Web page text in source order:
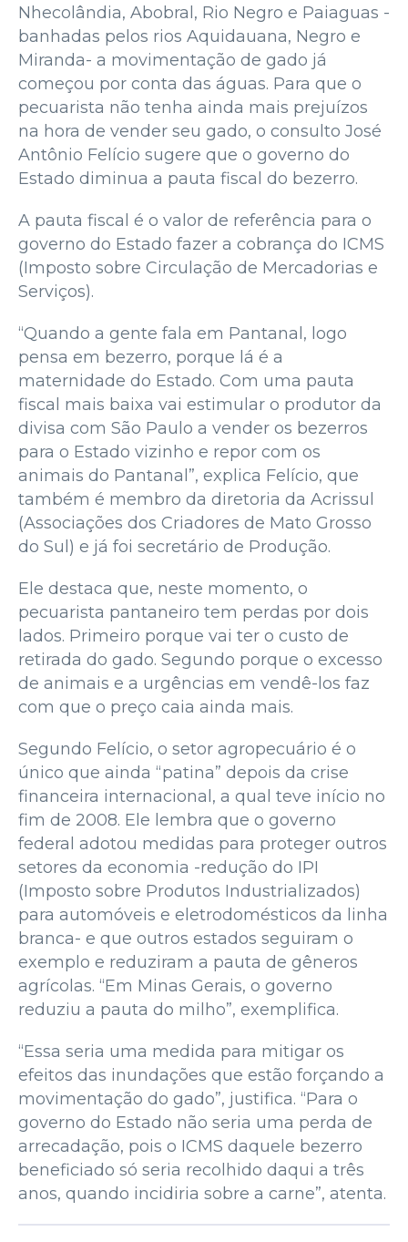
Nhecolândia, Abobral, Rio Negro e Paiaguas -
banhadas pelos rios Aquidauana, Negro e
Miranda- a movimentação de gado já
começou por conta das águas. Para que o
pecuarista não tenha ainda mais prejuízos
na hora de vender seu gado, o consulto José
Antônio Felício sugere que o governo do
Estado diminua a pauta fiscal do bezerro.
A pauta fiscal é o valor de referência para o
governo do Estado fazer a cobrança do ICMS
(Imposto sobre Circulação de Mercadorias e
Serviços).
“Quando a gente fala em Pantanal, logo
pensa em bezerro, porque lá é a
maternidade do Estado. Com uma pauta
fiscal mais baixa vai estimular o produtor da
divisa com São Paulo a vender os bezerros
para o Estado vizinho e repor com os
animais do Pantanal”, explica Felício, que
também é membro da diretoria da Acrissul
(Associações dos Criadores de Mato Grosso
do Sul) e já foi secretário de Produção.
Ele destaca que, neste momento, o
pecuarista pantaneiro tem perdas por dois
lados. Primeiro porque vai ter o custo de
retirada do gado. Segundo porque o excesso
de animais e a urgências em vendê-los faz
com que o preço caia ainda mais.
Segundo Felício, o setor agropecuário é o
único que ainda “patina” depois da crise
financeira internacional, a qual teve início no
fim de 2008. Ele lembra que o governo
federal adotou medidas para proteger outros
setores da economia -redução do IPI
(Imposto sobre Produtos Industrializados)
para automóveis e eletrodomésticos da linha
branca- e que outros estados seguiram o
exemplo e reduziram a pauta de gêneros
agrícolas. “Em Minas Gerais, o governo
reduziu a pauta do milho”, exemplifica.
“Essa seria uma medida para mitigar os
efeitos das inundações que estão forçando a
movimentação do gado”, justifica. “Para o
governo do Estado não seria uma perda de
arrecadação, pois o ICMS daquele bezerro
beneficiado só seria recolhido daqui a três
anos, quando incidiria sobre a carne”, atenta.